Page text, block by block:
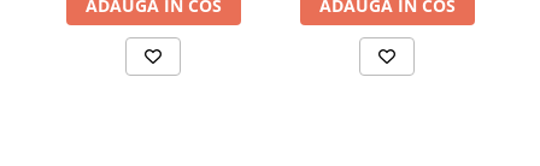
Hote bucatarie
ADAUGA IN COS ADAUGA IN COS